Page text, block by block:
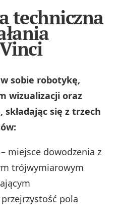
techniczna
sobie robotykę,
wizualizacji oraz
się z trzech
– miejsce dowodzenia z
trójwymiarowym
pola